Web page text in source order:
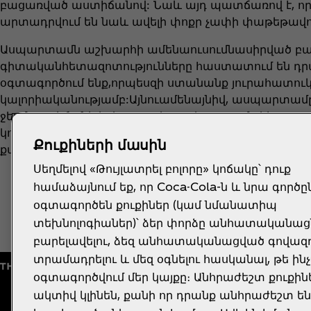
բացառված աստիճանով: Նաև այդ պատճառով է, որ
արտադրվում են նաև ավելի փոքր չափի
Ասպարտամն աշխարհի ամենաուսումնասիրված
գիտականհետազոտությունները հաստատում են
օգտագործում ենք,որպեսզի ստանանք
կալորիականությամբ:Այնուամենայնիվ,
ջերմաստիճանի երկարատևազդեցությամբ
կորցնում է իր քաղցրությունը: Այն հեղուկներիմեջ
քաղցրությունը երկար ժամանակահատվածի
Քուքիների մասին
Սեղմելով «Թույլատրել բոլորը» կոճակը՝ դուք
համաձայնում եք, որ Coca-Cola-ն և նրա
օգտագործեն քուքիներ (կամ նմանատիպ
տեխնոլոգիաներ)՝ ձեր փորձը
բարելավելու, ձեզ անհատականացված
տրամադրելու և մեզ օգնելու հասկանալ, թե
օգտագործվում մեր կայքը։ Անհրաժեշտ
ակտիվ կլինեն, քանի որ դրանք անհրաժեշտ են